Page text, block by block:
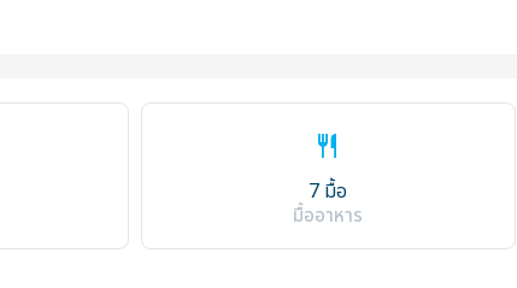
restaurant
7 มื้อ
มื้ออาหาร